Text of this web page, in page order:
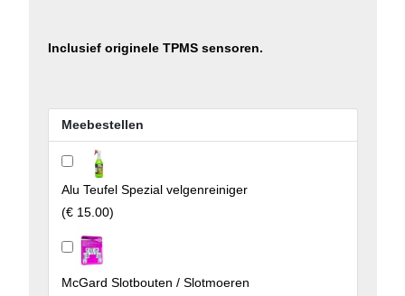
Inclusief originele TPMS sensoren.
Meebestellen
Alu Teufel Spezial velgenreiniger
(€ 15.00)
McGard Slotbouten / Slotmoeren